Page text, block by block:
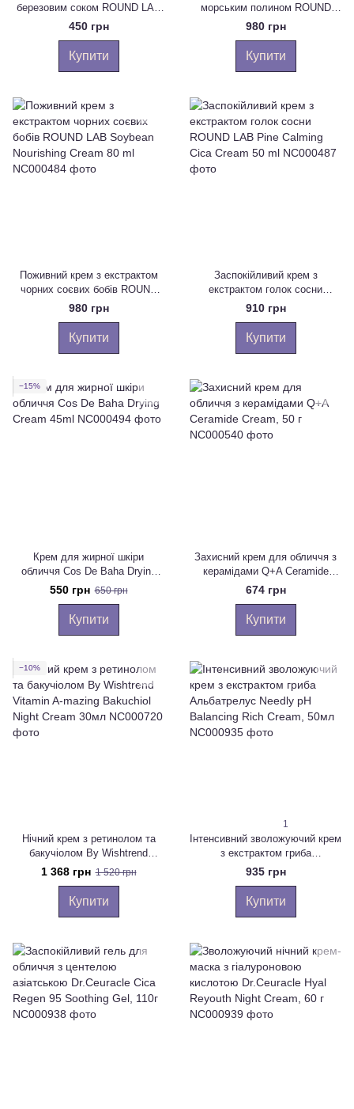
березовим соком ROUND LAB
Birch Juice Moisturizing
Soothing Gel 150 ml
450 грн
Купити
морським полином ROUND
LAB MUGWORT Calming Cream
80 ml
980 грн
Купити
Поживний крем з екстрактом
чорних соєвих бобів ROUND
LAB Soybean Nourishing Cream
80 ml
980 грн
Купити
Заспокійливий крем з
екстрактом голок сосни
ROUND LAB Pine Calming Cica
Cream 50 ml
910 грн
Купити
−15%
Крем для жирної шкіри
обличчя Cos De Baha Drying
Cream 45ml
550 грн 650 грн
Купити
Захисний крем для обличчя з
керамідами Q+A Ceramide
Cream, 50 г
674 грн
Купити
−10%
Нічний крем з ретинолом та
бакучіолом By Wishtrend
Vitamin A-mazing Bakuchiol
Night Cream 30мл
1 368 грн 1 520 грн
Купити
1
Інтенсивний зволожуючий крем
з екстрактом гриба
Альбатрелус Needly pH
Balancing Rich Cream, 50мл
935 грн
Купити